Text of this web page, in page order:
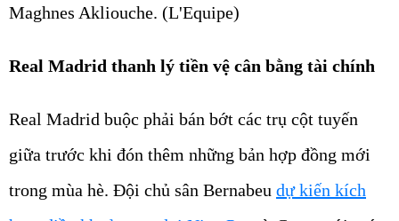
Maghnes Akliouche. (L'Equipe)
Real Madrid thanh lý tiền vệ cân bằng tài chính
Real Madrid buộc phải bán bớt các trụ cột tuyến
giữa trước khi đón thêm những bản hợp đồng mới
trong mùa hè. Đội chủ sân Bernabeu dự kiến kích